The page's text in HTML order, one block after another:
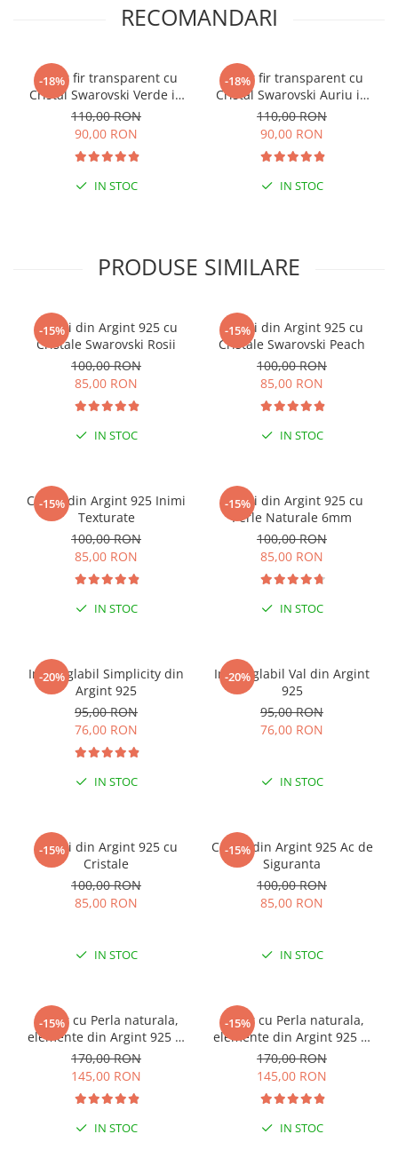
RECOMANDARI
-18%
Colier fir transparent cu
Cristal Swarovski Verde in
Caseta din Argint 925
110,00 RON
90,00 RON
IN STOC
-18%
Colier fir transparent cu
Cristal Swarovski Auriu in
Caseta din Argint 925
110,00 RON
90,00 RON
IN STOC
PRODUSE SIMILARE
-15%
Cercei din Argint 925 cu
Cristale Swarovski Rosii
100,00 RON
85,00 RON
IN STOC
-15%
Cercei din Argint 925 cu
Cristale Swarovski Peach
100,00 RON
85,00 RON
IN STOC
-15%
Cercei din Argint 925 Inimi
Texturate
100,00 RON
85,00 RON
IN STOC
-15%
Cercei din Argint 925 cu
Perle Naturale 6mm
100,00 RON
85,00 RON
IN STOC
-20%
Inel reglabil Simplicity din
Argint 925
95,00 RON
76,00 RON
IN STOC
-20%
Inel reglabil Val din Argint
925
95,00 RON
76,00 RON
IN STOC
-15%
Cercei din Argint 925 cu
Cristale
100,00 RON
85,00 RON
IN STOC
-15%
Cercei din Argint 925 Ac de
Siguranta
100,00 RON
85,00 RON
IN STOC
-15%
Colier cu Perla naturala,
elemente din Argint 925 si
margele Miyuki, multicolor
170,00 RON
145,00 RON
IN STOC
-15%
Colier cu Perla naturala,
elemente din Argint 925 si
margele Miyuki, verde/kiwi
170,00 RON
145,00 RON
IN STOC